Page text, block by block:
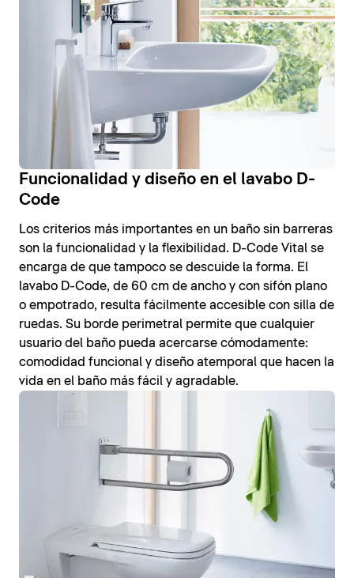
Funcionalidad y diseño en el lavabo D-
Code
Los criterios más importantes en un baño sin barreras
son la funcionalidad y la flexibilidad. D-Code Vital se
encarga de que tampoco se descuide la forma. El
lavabo D-Code, de 60 cm de ancho y con sifón plano
o empotrado, resulta fácilmente accesible con silla de
ruedas. Su borde perimetral permite que cualquier
usuario del baño pueda acercarse cómodamente:
comodidad funcional y diseño atemporal que hacen la
vida en el baño más fácil y agradable.